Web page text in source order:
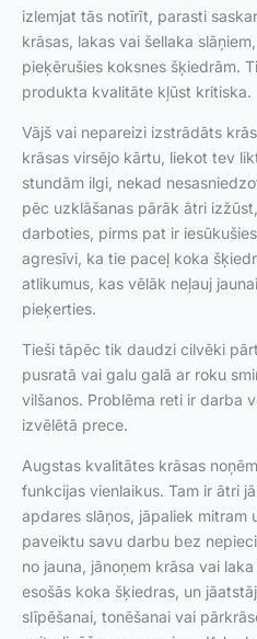
izlemjat tās notīrīt, parasti
krāsas, lakas vai šellaka
pieķērušies koksnes šķiedrām.
produkta kvalitāte kļūst kritiska.
Vājš vai nepareizi izstrādāts
krāsas virsējo kārtu, liekot tev
stundām ilgi, nekad
pēc uzklāšanas pārāk ātri
darboties, pirms pat ir
agresīvi, ka tie paceļ koka
atlikumus, kas vēlāk neļauj
pieķerties.
Tieši tāpēc tik daudzi cilvēki
pusratā vai galu galā ar roku
vilšanos. Problēma reti ir darba
izvēlētā prece.
Augstas kvalitātes krāsas
funkcijas vienlaikus. Tam ir ātri
apdares slāņos, jāpaliek mitram
paveiktu savu darbu bez
no jauna, jānoņem krāsa vai
esošās koka šķiedras, un
slīpēšanai, tonēšanai vai